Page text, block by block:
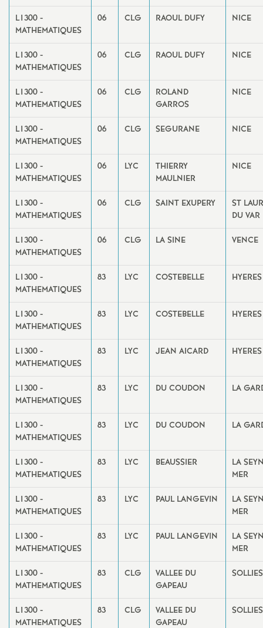
L1300 -
MATHEMATIQUES
06 CLG RAOUL DUFY NICE
L1300 -
MATHEMATIQUES
06 CLG RAOUL DUFY NICE
L1300 -
MATHEMATIQUES
06 CLG
ROLAND
GARROS
NICE
L1300 -
MATHEMATIQUES
06 CLG SEGURANE NICE
L1300 -
MATHEMATIQUES
06 LYC
THIERRY
MAULNIER
NICE
L1300 -
MATHEMATIQUES
06 CLG SAINT EXUPERY
ST
DU VAR
L1300 -
MATHEMATIQUES
06 CLG LA SINE VENCE
L1300 -
MATHEMATIQUES
83 LYC COSTEBELLE HYERES
L1300 -
MATHEMATIQUES
83 LYC COSTEBELLE HYERES
L1300 -
MATHEMATIQUES
83 LYC JEAN AICARD HYERES
L1300 -
MATHEMATIQUES
83 LYC DU COUDON LA
L1300 -
MATHEMATIQUES
83 LYC DU COUDON LA
L1300 -
MATHEMATIQUES
83 LYC BEAUSSIER
LA
MER
L1300 -
MATHEMATIQUES
83 LYC PAUL LANGEVIN
LA
MER
L1300 -
MATHEMATIQUES
83 LYC PAUL LANGEVIN
LA
MER
L1300 -
MATHEMATIQUES
83 CLG
VALLEE DU
GAPEAU
L1300 -
MATHEMATIQUES
83 CLG
VALLEE DU
GAPEAU